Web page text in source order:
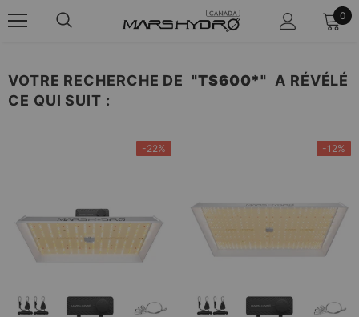
0
VOTRE RECHERCHE DE "TS600*" A RÉVÉLÉ
CE QUI SUIT :
-22% -12%